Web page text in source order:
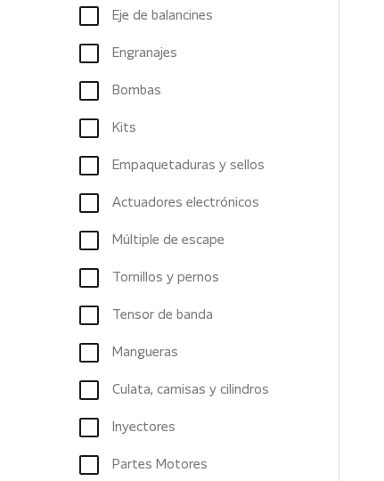
Eje de balancines
Engranajes
Bombas
Kits
Empaquetaduras y sellos
Actuadores electrónicos
Múltiple de escape
Tornillos y pernos
Tensor de banda
Mangueras
Culata, camisas y cilindros
Inyectores
Partes Motores